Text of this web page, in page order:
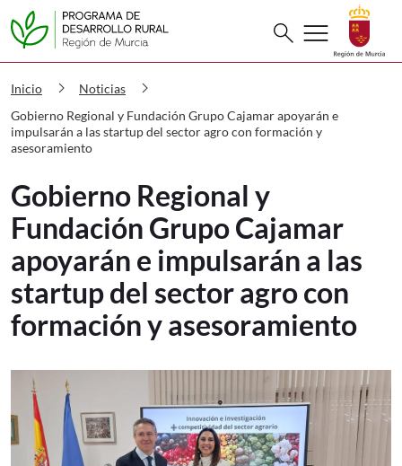
PDR Gobierno Regional yBuscar
search menu
Inicio chevron_right Noticias chevron_right
Gobierno Regional y Fundación Grupo Cajamar apoyarán e
impulsarán a las startup del sector agro con formación y
asesoramiento
Gobierno Regional y
Fundación Grupo Cajamar
apoyarán e impulsarán a las
startup del sector agro con
formación y asesoramiento